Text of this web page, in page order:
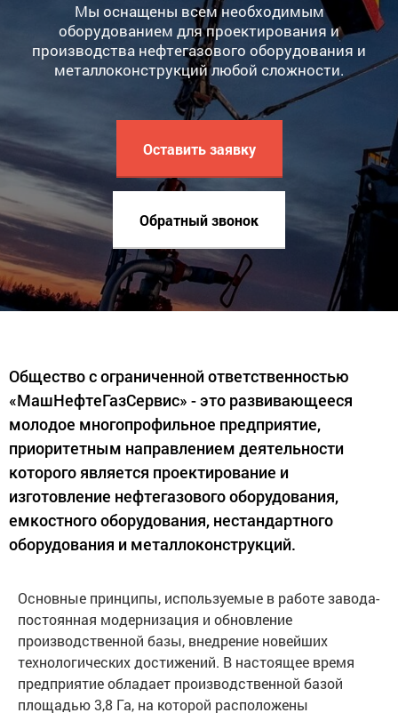
Мы оснащены всем необходимым
оборудованием для проектирования и
производства нефтегазового оборудования и
металлоконструкций любой сложности.
Оставить заявку
Обратный звонок
Общество с ограниченной ответственностью
«МашНефтеГазСервис» - это развивающееся
молодое многопрофильное предприятие,
приоритетным направлением деятельности
которого является проектирование и
изготовление нефтегазового оборудования,
емкостного оборудования, нестандартного
оборудования и металлоконструкций.
Основные принципы, используемые в работе завода-
постоянная модернизация и обновление
производственной базы, внедрение новейших
технологических достижений. В настоящее время
предприятие обладает производственной базой
площадью 3,8 Га, на которой расположены